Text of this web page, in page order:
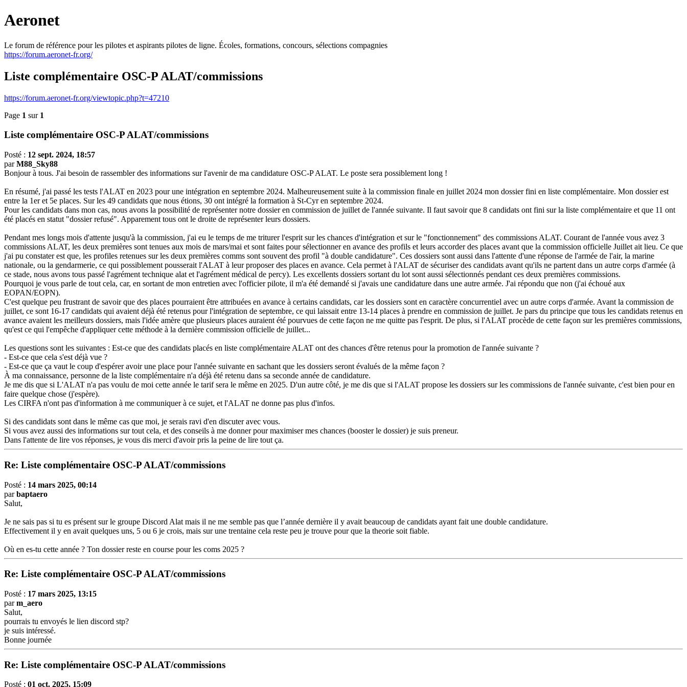
Aeronet
Le forum de référence pour les pilotes et aspirants pilotes de ligne. Écoles, formations, concours, sélections compagnies
https://forum.aeronet-fr.org/
Liste complémentaire OSC-P ALAT/commissions
https://forum.aeronet-fr.org/viewtopic.php?t=47210
Page 1 sur 1
Liste complémentaire OSC-P ALAT/commissions
Posté : 12 sept. 2024, 18:57
parM88_Sky88
Bonjour à tous. J'ai besoin de rassembler des informations sur l'avenir de ma candidature OSC-P ALAT. Le poste sera possiblement long !
En résumé, j'ai passé les tests l'ALAT en 2023 pour une intégration en septembre 2024. Malheureusement suite à la commission finale en juillet 2024 mon dossier fini en liste complémentaire. Mon dossier est
entre la 1er et 5e places. Sur les 49 candidats que nous étions, 30 ont intégré la formation à St-Cyr en septembre 2024.
Pour les candidats dans mon cas, nous avons la possibilité de représenter notre dossier en commission de juillet de l'année suivante. Il faut savoir que 8 candidats ont fini sur la liste complémentaire et que 11 ont
été placés en statut "dossier refusé". Apparement tous ont le droite de représenter leurs dossiers.
Pendant mes longs mois d'attente jusqu'à la commission, j'ai eu le temps de me triturer l'esprit sur les chances d'intégration et sur le "fonctionnement" des commissions ALAT. Courant de l'année vous avez 3
commissions ALAT, les deux premières sont tenues aux mois de mars/mai et sont faites pour sélectionner en avance des profils et leurs accorder des places avant que la commission officielle Juillet ait lieu. Ce que
j'ai pu constater est que, les profiles retenues sur les deux premières comms sont souvent des profil "à double candidature". Ces dossiers sont aussi dans l'attente d'une réponse de l'armée de l'air, la marine
nationale, ou la gendarmerie, ce qui possiblement pousserait l'ALAT à leur proposer des places en avance. Cela permet à l'ALAT de sécuriser des candidats avant qu'ils ne partent dans un autre corps d'armée (à
ce stade, nous avons tous passé l'agrément technique alat et l'agrément médical de percy). Les excellents dossiers sortant du lot sont aussi sélectionnés pendant ces deux premières commissions.
Pourquoi je vous parle de tout cela, car, en sortant de mon entretien avec l'officier pilote, il m'a été demandé si j'avais une candidature dans une autre armée. J'ai répondu que non (j'ai échoué aux
EOPAN/EOPN).
C'est quelque peu frustrant de savoir que des places pourraient être attribuées en avance à certains candidats, car les dossiers sont en caractère concurrentiel avec un autre corps d'armée. Avant la commission de
juillet, ce sont 16-17 candidats qui avaient déjà été retenus pour l'intégration de septembre, ce qui laissait entre 13-14 places à prendre en commission de juillet. Je pars du principe que tous les candidats retenus en
avance avaient les meilleurs dossiers, mais l'idée amère que plusieurs places auraient été pourvues de cette façon ne me quitte pas l'esprit. De plus, si l'ALAT procède de cette façon sur les premières commissions,
qu'est ce qui l'empêche d'appliquer cette méthode à la dernière commission officielle de juillet...
Les questions sont les suivantes : Est-ce que des candidats placés en liste complémentaire ALAT ont des chances d'être retenus pour la promotion de l'année suivante ?
- Est-ce que cela s'est déjà vue ?
- Est-ce que ça vaut le coup d'espérer avoir une place pour l'année suivante en sachant que les dossiers seront évalués de la même façon ?
À ma connaissance, personne de la liste complémentaire n'a déjà été retenu dans sa seconde année de candidature.
Je me dis que si L'ALAT n'a pas voulu de moi cette année le tarif sera le même en 2025. D'un autre côté, je me dis que si l'ALAT propose les dossiers sur les commissions de l'année suivante, c'est bien pour en
faire quelque chose (j'espère).
Les CIRFA n'ont pas d'information à me communiquer à ce sujet, et l'ALAT ne donne pas plus d'infos.
Si des candidats sont dans le même cas que moi, je serais ravi d'en discuter avec vous.
Si vous avez aussi des informations sur tout cela, et des conseils à me donner pour maximiser mes chances (booster le dossier) je suis preneur.
Dans l'attente de lire vos réponses, je vous dis merci d'avoir pris la peine de lire tout ça.
Re: Liste complémentaire OSC-P ALAT/commissions
Posté : 14 mars 2025, 00:14
parbaptaero
Salut,
Je ne sais pas si tu es présent sur le groupe Discord Alat mais il ne me semble pas que l’année dernière il y avait beaucoup de candidats ayant fait une double candidature.
Effectivement il y en avait quelques uns, 5 ou 6 je crois, mais sur une trentaine cela reste peu je trouve pour que la theorie soit fiable.
Où en es-tu cette année ? Ton dossier reste en course pour les coms 2025 ?
Re: Liste complémentaire OSC-P ALAT/commissions
Posté : 17 mars 2025, 13:15
parm_aero
Salut,
pourrais tu envoyés le lien discord stp?
je suis intéressé.
Bonne journée
Re: Liste complémentaire OSC-P ALAT/commissions
Posté : 01 oct. 2025, 15:09